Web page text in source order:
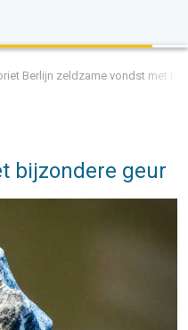
Berlijn zeldzame vondst met
bijzondere geur